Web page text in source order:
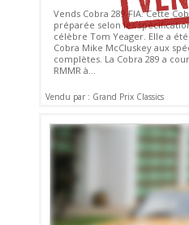
Vends Cobra 289 FIA. Cette
préparée selon les
célèbre Tom Yeager. Elle a
Cobra Mike McCluskey aux
complètes. La Cobra 289 a
RMMR à...
Vendu par : Grand Prix Classics